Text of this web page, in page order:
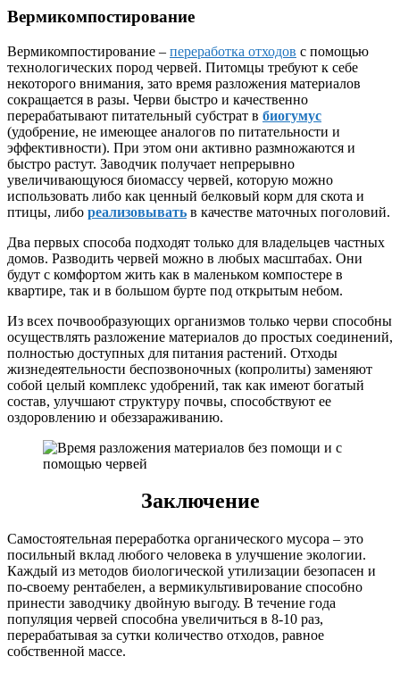
Вермикомпостирование
Вермикомпостирование – переработка отходов с помощью
технологических пород червей. Питомцы требуют к себе
некоторого внимания, зато время разложения материалов
сокращается в разы. Черви быстро и качественно
перерабатывают питательный субстрат в биогумус
(удобрение, не имеющее аналогов по питательности и
эффективности). При этом они активно размножаются и
быстро растут. Заводчик получает непрерывно
увеличивающуюся биомассу червей, которую можно
использовать либо как ценный белковый корм для скота и
птицы, либо реализовывать в качестве маточных поголовий.
Два первых способа подходят только для владельцев частных
домов. Разводить червей можно в любых масштабах. Они
будут с комфортом жить как в маленьком компостере в
квартире, так и в большом бурте под открытым небом.
Из всех почвообразующих организмов только черви способны
осуществлять разложение материалов до простых соединений,
полностью доступных для питания растений. Отходы
жизнедеятельности беспозвоночных (копролиты) заменяют
собой целый комплекс удобрений, так как имеют богатый
состав, улучшают структуру почвы, способствуют ее
оздоровлению и обеззараживанию.
Заключение
Самостоятельная переработка органического мусора – это
посильный вклад любого человека в улучшение экологии.
Каждый из методов биологической утилизации безопасен и
по-своему рентабелен, а вермикультивирование способно
принести заводчику двойную выгоду. В течение года
популяция червей способна увеличиться в 8-10 раз,
перерабатывая за сутки количество отходов, равное
собственной массе.